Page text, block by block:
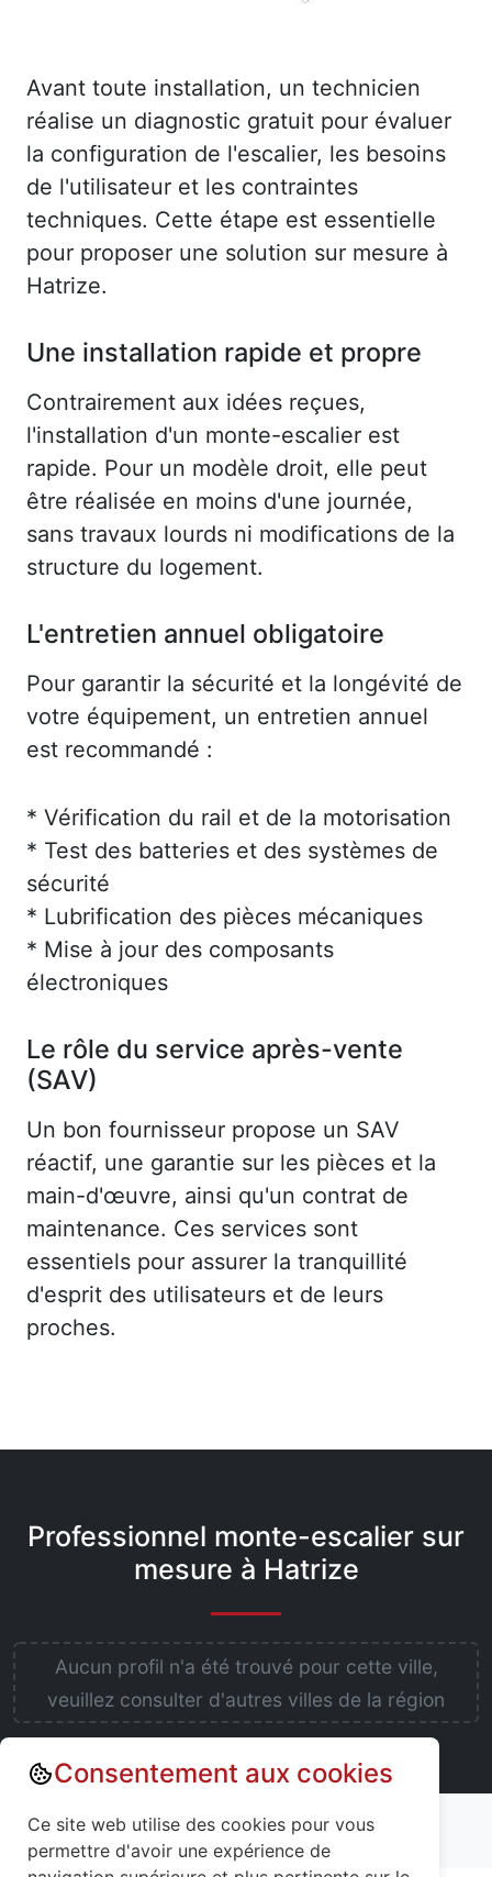
Avant toute installation, un technicien
réalise un diagnostic gratuit pour évaluer
la configuration de l'escalier, les besoins
de l'utilisateur et les contraintes
techniques. Cette étape est essentielle
pour proposer une solution sur mesure à
Hatrize.
Une installation rapide et propre
Contrairement aux idées reçues,
l'installation d'un monte-escalier est
rapide. Pour un modèle droit, elle peut
être réalisée en moins d'une journée,
sans travaux lourds ni modifications de la
structure du logement.
L'entretien annuel obligatoire
Pour garantir la sécurité et la longévité de
votre équipement, un entretien annuel
est recommandé :
* Vérification du rail et de la motorisation
* Test des batteries et des systèmes de
sécurité
* Lubrification des pièces mécaniques
* Mise à jour des composants
électroniques
Le rôle du service après-vente
(SAV)
Un bon fournisseur propose un SAV
réactif, une garantie sur les pièces et la
main-d'œuvre, ainsi qu'un contrat de
maintenance. Ces services sont
essentiels pour assurer la tranquillité
d'esprit des utilisateurs et de leurs
proches.
Professionnel monte-escalier sur
mesure à Hatrize
Aucun profil n'a été trouvé pour cette ville,
veuillez consulter d'autres villes de la région
Annuaire : Monte escalier
Meurthe-et-Moselle (54)
Hatrize (54800)
Consentement aux cookies
Ce site web utilise des cookies pour vous
permettre d'avoir une expérience de